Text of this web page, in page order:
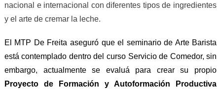
nacional e internacional con diferentes tipos de ingredientes
y el arte de cremar la leche.
E l MTP De Freita aseguró que el seminario de Arte Barista
está contemplado dentro del curso Servicio de Comedor, sin
embargo, actualmente se evaluá para crear su propio
Proyectode Formación y Autoformación
Productiva